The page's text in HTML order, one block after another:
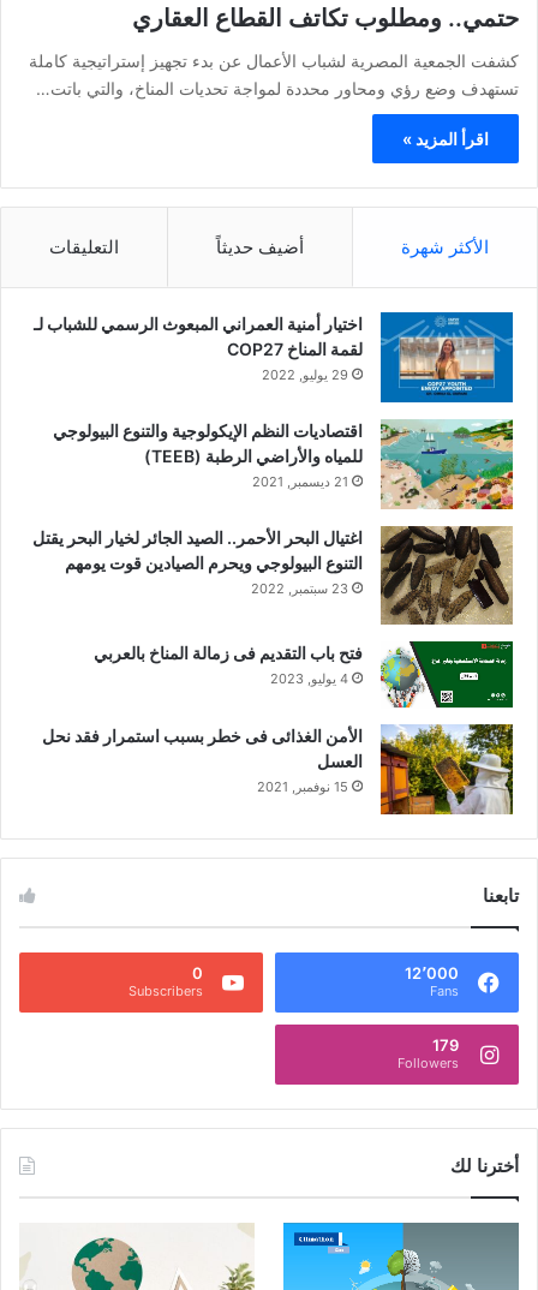
حتمي.. ومطلوب تكاتف القطاع العقاري
كشفت الجمعية المصرية لشباب الأعمال عن بدء تجهيز إستراتيجية كاملة
تستهدف وضع رؤي ومحاور محددة لمواجة تحديات المناخ، والتي باتت…
اقرأ المزيد »
الأكثر شهرة أضيف حديثاً التعليقات
اختيار أمنية العمراني المبعوث الرسمي للشباب لـ
لقمة المناخ COP27
29 يوليو, 2022
اقتصاديات النظم الإيكولوجية والتنوع البيولوجي
للمياه والأراضي الرطبة (TEEB)
21 ديسمبر, 2021
اغتيال البحر الأحمر.. الصيد الجائر لخيار البحر يقتل
التنوع البيولوجي ويحرم الصيادين قوت يومهم
23 سبتمبر, 2022
فتح باب التقديم فى زمالة المناخ بالعربي
4 يوليو, 2023
الأمن الغذائى فى خطر بسبب استمرار فقد نحل
العسل
15 نوفمبر, 2021
تابعنا
12٬000
Fans
0
Subscribers
179
Followers
أخترنا لك